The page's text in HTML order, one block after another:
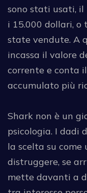
sono stati usati, il
i 15.000 dollari, o
state vendute. A
incassa il valore
corrente e conta
accumulato più
Shark non è un
psicologia. I dadi
la scelta su
distruggere, se
mette davanti a